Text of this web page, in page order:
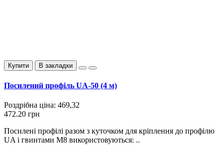
Купити В закладки
Посилений профіль UA-50 (4 м)
Роздрібна ціна: 469,32
472.20 грн
Посилені профілі разом з куточком для кріплення до профілю
UA і гвинтами М8 використовуються: ..